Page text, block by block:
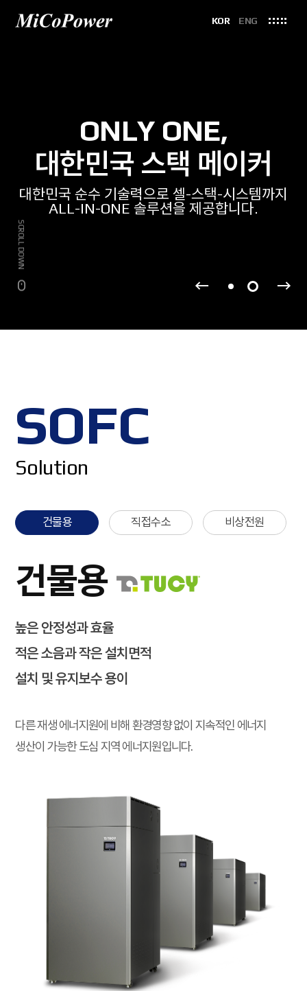
KOR ENG
ONLY ONE,
대한민국 스택 메이커
대한민국 순수 기술력으로 셀-스택-시스템까지
ALL-IN-ONE 솔루션을 제공합니다.
SCROLL DOWN
SOFC
Solution
건물용 직접수소 비상전원
건물용
높은 안정성과 효율
적은 소음과 작은 설치면적
설치 및 유지보수 용이
다른 재생 에너지원에 비해 환경영향 없이 지속적인 에너지
생산이 가능한 도심 지역 에너지원입니다.